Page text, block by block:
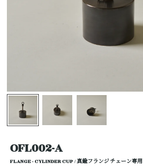
OFL002-A
FLANGE - CYLINDER CUP / 真鍮フランジ チェーン専用